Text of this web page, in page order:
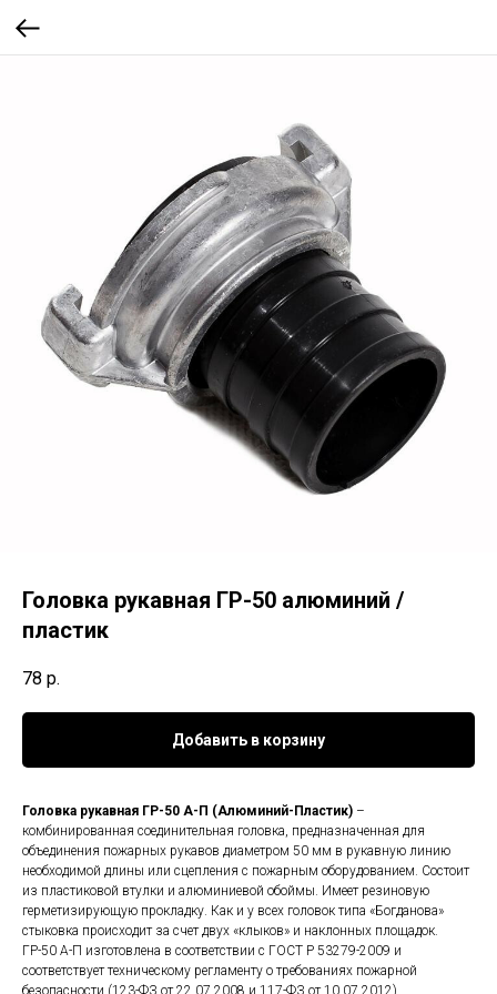
Головка рукавная ГР-50 алюминий /
пластик
78 р.
Добавить в корзину
Головка рукавная ГР-50 А-П (Алюминий-Пластик) –
комбинированная соединительная головка, предназначенная для
объединения пожарных рукавов диаметром 50 мм в рукавную линию
необходимой длины или сцепления с пожарным оборудованием. Состоит
из пластиковой втулки и алюминиевой обоймы. Имеет резиновую
герметизирующую прокладку. Как и у всех головок типа «Богданова»
стыковка происходит за счет двух «клыков» и наклонных площадок.
ГР-50 А-П изготовлена в соответствии с ГОСТ Р 53279-2009 и
соответствует техническому регламенту о требованиях пожарной